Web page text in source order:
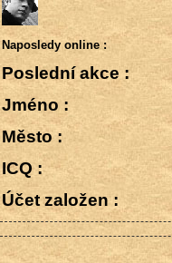
Naposledy online :
Poslední akce :
Jméno :
Město :
ICQ :
Účet založen :